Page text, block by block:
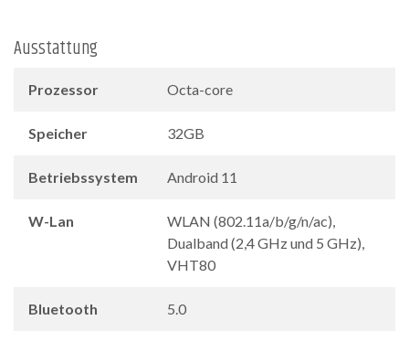
Ausstattung
Prozessor Octa-core
Speicher 32GB
Betriebssystem Android 11
W-Lan
WLAN (802.11a/b/g/n/ac),
Dualband (2,4 GHz und 5 GHz),
VHT80
Bluetooth 5.0